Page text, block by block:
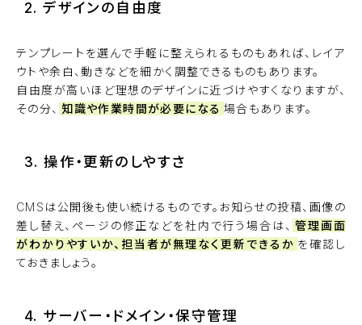
2. デザインの自由度
テンプレートを選んで手軽に整えられるものもあれば、レイア
ウトや余白、動きなどを細かく調整できるものもあります。
自由度が高いほど理想のデザインに近づけやすくなりますが、
その分、 知識や作業時間が必要になる 場合もあります。
3. 操作・更新のしやすさ
CMSは公開後も使い続けるものです。お知らせの投稿、画像の
差し替え、ページの修正などを社内で行う場合は、 管理画面
がわかりやすいか、担当者が無理なく更新できるか を確認し
ておきましょう。
4. サーバー・ドメイン・保守管理